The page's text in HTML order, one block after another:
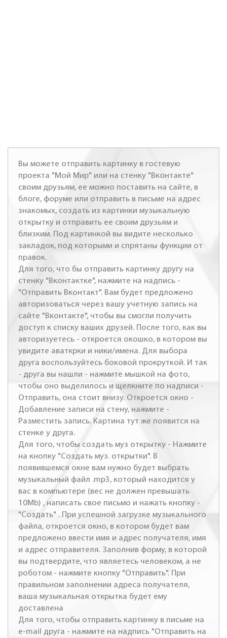
Вы можете отправить картинку в гостевую
проекта "Мой Мир" или на стенку "Вконтакте"
своим друзьям, ее можно поставить на сайте, в
блоге, форуме или отправить в письме на адрес
знакомых, создать из картинки музыкальную
открытку и отправить ее своим друзьям и
близким. Под картинкой вы видите несколько
закладок, под которыми и спрятаны функции от
правок.
Для того, что бы отправить картинку другу на
стенку "Вконтактке", нажмите на надпись -
"Отправить Вконтакт". Вам будет предложено
авторизоваться через вашу учетную запись на
сайте "Вконтакте", чтобы вы смогли получить
доступ к списку ваших друзей. После того, как вы
авторизуетесь - откроется окошко, в котором вы
увидите аваткрки и ники/имена. Для выбора
друга воспользуйтесь боковой прокруткой. И так
- друга вы нашли - нажмите мышкой на фото,
чтобы оно выделилось и щелкните по надписи -
Отправить, она стоит внизу. Откроется окно -
Добавление записи на стену, нажмите -
Разместить запись. Картина тут же появится на
стенке у друга.
Для того, чтобы создать муз открытку - Нажмите
на кнопку "Создать муз. открытки". В
появившемся окне вам нужно будет выбрать
музыкальный файл .mp3, который находится у
вас в компьютере (вес не должен превышать
10Mb) , написать свое письмо и нажать кнопку -
"Создать" . При успешной загрузке музыкального
файла, откроется окно, в котором будет вам
предложено ввести имя и адрес получателя, имя
и адрес отправителя. Заполнив форму, в которой
вы подтвердите, что являетесь человеком, а не
роботом - нажмите кнопку "Отправить". При
правильном заполнении адреса получателя,
ваша музыкальная открытка будет ему
доставлена
Для того, чтобы отправить картинку в письме на
e-mail друга - нажмите на надпись "Отправить на